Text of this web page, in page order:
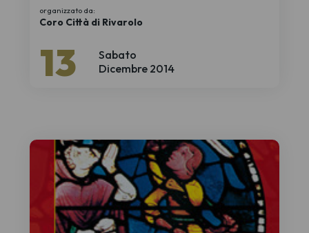
Sabato
13 Dicembre 2014
organizzato da:
Coro Città di Rivarolo